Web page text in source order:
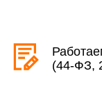
(44-ФЗ,